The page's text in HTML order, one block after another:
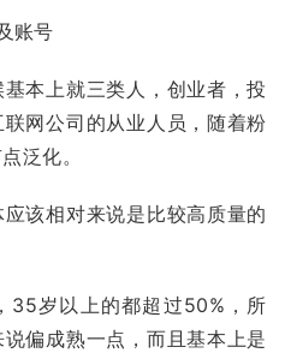
账号
本上就三类人，创业者，投
网公司的从业人员，随着粉
泛化。
该相对来说是比较高质量的
35岁以上的都超过50%，所
偏成熟一点，而且基本上是